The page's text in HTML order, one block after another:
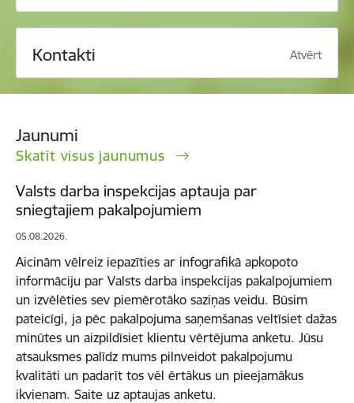
Kontakti Atvērt
Jaunumi
Skatīt visus jaunumus
Valsts darba inspekcijas aptauja par
sniegtajiem pakalpojumiem
05.08.2026.
Aicinām vēlreiz iepazīties ar infografikā apkopoto
informāciju par Valsts darba inspekcijas pakalpojumiem
un izvēlēties sev piemērotāko saziņas veidu. Būsim
pateicīgi, ja pēc pakalpojuma saņemšanas veltīsiet dažas
minūtes un aizpildīsiet klientu vērtējuma anketu. Jūsu
atsauksmes palīdz mums pilnveidot pakalpojumu
kvalitāti un padarīt tos vēl ērtākus un pieejamākus
ikvienam. Saite uz aptaujas anketu.